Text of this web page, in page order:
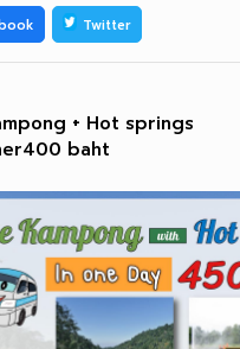
Twitter
+ Hot springs
baht